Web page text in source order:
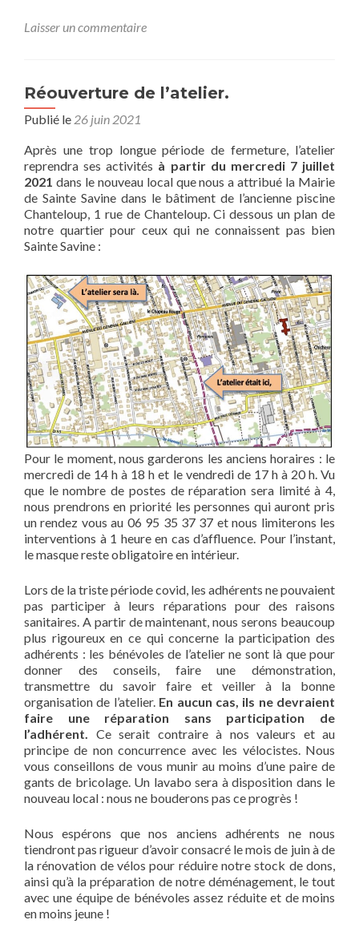
Laisser un commentaire
Réouverture de l’atelier.
Publié le 26 juin 2021
Après une trop longue période de fermeture, l’atelier
reprendra ses activités à partir du mercredi 7 juillet
2021 dans le nouveau local que nous a attribué la Mairie
de Sainte Savine dans le bâtiment de l’ancienne piscine
Chanteloup, 1 rue de Chanteloup. Ci dessous un plan de
notre quartier pour ceux qui ne connaissent pas bien
Sainte Savine :
Pour le moment, nous garderons les anciens horaires : le
mercredi de 14 h à 18 h et le vendredi de 17 h à 20 h. Vu
que le nombre de postes de réparation sera limité à 4,
nous prendrons en priorité les personnes qui auront pris
un rendez vous au 06 95 35 37 37 et nous limiterons les
interventions à 1 heure en cas d’affluence. Pour l’instant,
le masque reste obligatoire en intérieur.
Lors de la triste période covid, les adhérents ne pouvaient
pas participer à leurs réparations pour des raisons
sanitaires. A partir de maintenant, nous serons beaucoup
plus rigoureux en ce qui concerne la participation des
adhérents : les bénévoles de l’atelier ne sont là que pour
donner des conseils, faire une démonstration,
transmettre du savoir faire et veiller à la bonne
organisation de l’atelier. En aucun cas, ils ne devraient
faire une réparation sans participation de
l’adhérent.
Ce serait contraire à nos valeurs et au
principe de non concurrence avec les vélocistes. Nous
vous conseillons de vous munir au moins d’une paire de
gants de bricolage. Un lavabo sera à disposition dans le
nouveau local : nous ne bouderons pas ce progrès !
Nous espérons que nos anciens adhérents ne nous
tiendront pas rigueur d’avoir consacré le mois de juin à de
la rénovation de vélos pour réduire notre stock de dons,
ainsi qu’à la préparation de notre déménagement, le tout
avec une équipe de bénévoles assez réduite et de moins
en moins jeune !